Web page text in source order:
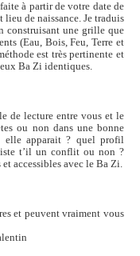
à partir de votre date de
lieu de naissance. Je traduis
construisant une grille que
(Eau, Bois, Feu, Terre et
est très pertinente et
Ba Zi identiques.
de lecture entre vous et le
ou non dans une bonne
elle apparait ? quel profil
t’il un conflit ou non ?
accessibles avec le Ba Zi.
et peuvent vraiment vous